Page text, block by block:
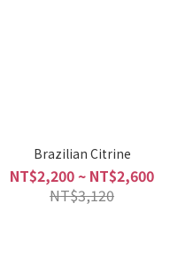
Brazilian Citrine
NT$2,200 ~ NT$2,600
NT$3,120